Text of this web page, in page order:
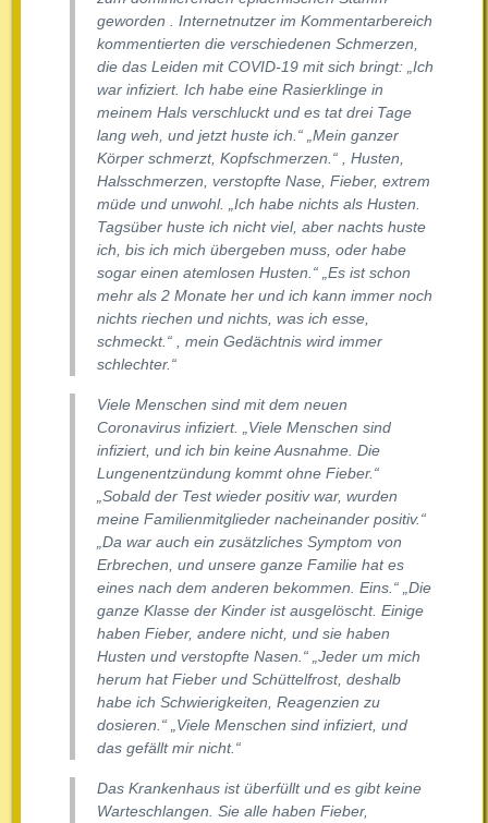
geworden . Internetnutzer im Kommentarbereich
kommentierten die verschiedenen Schmerzen,
die das Leiden mit COVID-19 mit sich bringt: „Ich
war infiziert. Ich habe eine Rasierklinge in
meinem Hals verschluckt und es tat drei Tage
lang weh, und jetzt huste ich.“ „Mein ganzer
Körper schmerzt, Kopfschmerzen.“ , Husten,
Halsschmerzen, verstopfte Nase, Fieber, extrem
müde und unwohl. „Ich habe nichts als Husten.
Tagsüber huste ich nicht viel, aber nachts huste
ich, bis ich mich übergeben muss, oder habe
sogar einen atemlosen Husten.“ „Es ist schon
mehr als 2 Monate her und ich kann immer noch
nichts riechen und nichts, was ich esse,
schmeckt.“ , mein Gedächtnis wird immer
schlechter.“
Viele Menschen sind mit dem neuen
Coronavirus infiziert. „Viele Menschen sind
infiziert, und ich bin keine Ausnahme. Die
Lungenentzündung kommt ohne Fieber.“
„Sobald der Test wieder positiv war, wurden
meine Familienmitglieder nacheinander positiv.“
„Da war auch ein zusätzliches Symptom von
Erbrechen, und unsere ganze Familie hat es
eines nach dem anderen bekommen. Eins.“ „Die
ganze Klasse der Kinder ist ausgelöscht. Einige
haben Fieber, andere nicht, und sie haben
Husten und verstopfte Nasen.“ „Jeder um mich
herum hat Fieber und Schüttelfrost, deshalb
habe ich Schwierigkeiten, Reagenzien zu
dosieren.“ „Viele Menschen sind infiziert, und
das gefällt mir nicht.“
Das Krankenhaus ist überfüllt und es gibt keine
Warteschlangen. Sie alle haben Fieber,